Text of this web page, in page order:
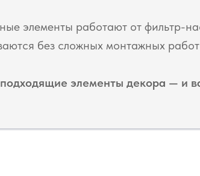
элементы работают от фильтр-
без сложных монтажных
элементы декора — и